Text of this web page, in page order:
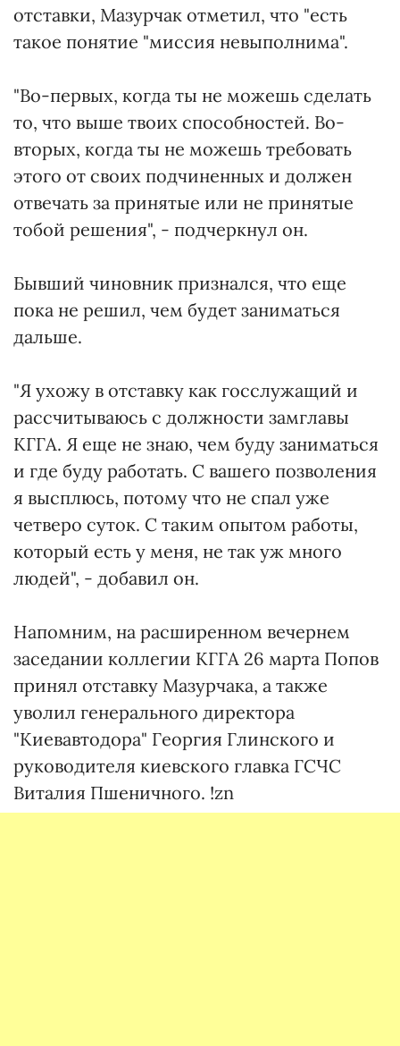
отставки, Мазурчак отметил, что "есть
такое понятие "миссия невыполнима".
"Во-первых, когда ты не можешь сделать
то, что выше твоих способностей. Во-
вторых, когда ты не можешь требовать
этого от своих подчиненных и должен
отвечать за принятые или не принятые
тобой решения", - подчеркнул он.
Бывший чиновник признался, что еще
пока не решил, чем будет заниматься
дальше.
"Я ухожу в отставку как госслужащий и
рассчитываюсь с должности замглавы
КГГА. Я еще не знаю, чем буду заниматься
и где буду работать. С вашего позволения
я высплюсь, потому что не спал уже
четверо суток. С таким опытом работы,
который есть у меня, не так уж много
людей", - добавил он.
Напомним, на расширенном вечернем
заседании коллегии КГГА 26 марта Попов
принял отставку Мазурчака, а также
уволил генерального директора
"Киевавтодора" Георгия Глинского и
руководителя киевского главка ГСЧС
Виталия Пшеничного. !zn